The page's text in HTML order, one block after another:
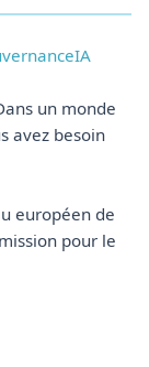
un monde
avez besoin
européen de
pour le